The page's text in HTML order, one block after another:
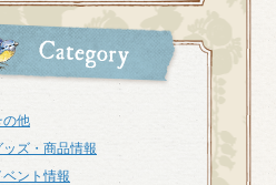
の他
ッズ・商品情報
ベント情報